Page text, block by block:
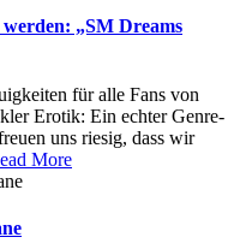
„SM Dreams
für alle Fans von
Erotik: Ein echter Genre-
uns riesig, dass wir
More